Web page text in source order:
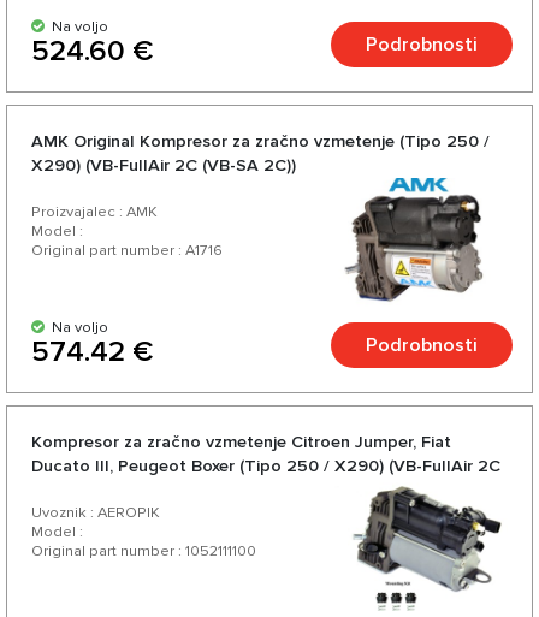
Na voljo
524.60 € Podrobnosti
AMK Original Kompresor za zračno vzmetenje (Tipo 250 /
X290) (VB-FullAir 2C (VB-SA 2C))
Proizvajalec : AMK
Model :
Original part number : A1716
Na voljo
574.42 € Podrobnosti
Kompresor za zračno vzmetenje Citroen Jumper, Fiat
Ducato III, Peugeot Boxer (Tipo 250 / X290) (VB-FullAir 2C
Uvoznik : AEROPIK
Model :
Original part number : 1052111100